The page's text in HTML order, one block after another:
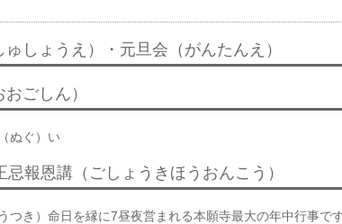
しょうえ）・元旦会（がんたんえ）
ごしん）
ぬぐ）い
報恩講（ごしょうきほうおんこう）
つき）命日を縁に7昼夜営まれる本願寺最大の年中行事で